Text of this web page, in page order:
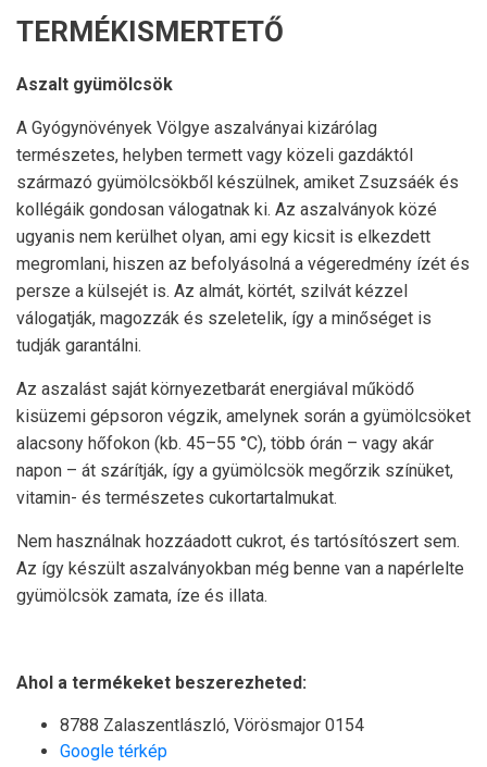
TERMÉKISMERTETŐ
Aszalt gyümölcsök
A Gyógynövények Völgye aszalványai kizárólag
természetes, helyben termett vagy közeli gazdáktól
származó gyümölcsökből készülnek, amiket Zsuzsáék és
kollégáik gondosan válogatnak ki. Az aszalványok közé
ugyanis nem kerülhet olyan, ami egy kicsit is elkezdett
megromlani, hiszen az befolyásolná a végeredmény ízét és
persze a külsejét is. Az almát, körtét, szilvát kézzel
válogatják, magozzák és szeletelik, így a minőséget is
tudják garantálni.
Az aszalást saját környezetbarát energiával működő
kisüzemi gépsoron végzik, amelynek során a gyümölcsöket
alacsony hőfokon (kb. 45–55 °C), több órán – vagy akár
napon – át szárítják, így a gyümölcsök megőrzik színüket,
vitamin- és természetes cukortartalmukat.
Nem használnak hozzáadott cukrot, és tartósítószert sem.
Az így készült aszalványokban még benne van a napérlelte
gyümölcsök zamata, íze és illata.
Ahol a termékeket beszerezheted:
8788 Zalaszentlászló, Vörösmajor 0154
Google térkép